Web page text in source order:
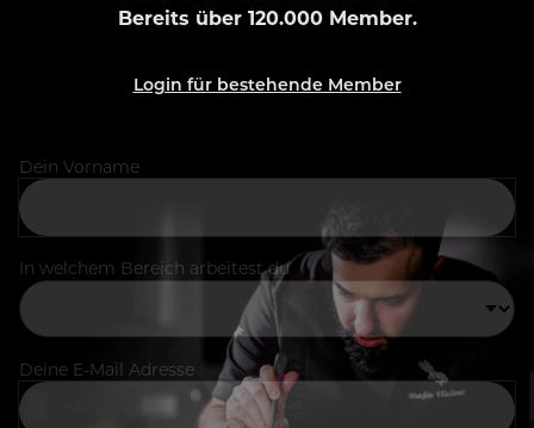
Bereits über 120.000 Member.
Login für bestehende Member
Dein Vorname
In welchem Bereich arbeitest du
Deine E-Mail Adresse